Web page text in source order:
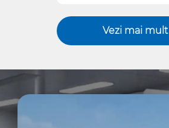
Vezi mai mult